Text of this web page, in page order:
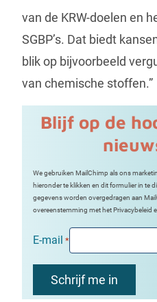
van de KRW-doelen en
SGBP’s. Dat biedt
blik op bijvoorbeeld
van chemische stoffen.”
Blijf op de
We gebruiken MailChimp als ons
hieronder te klikken en dit formulier in te
gegevens worden overgedragen aan
overeenstemming met het Privacybeleid
E-mail *